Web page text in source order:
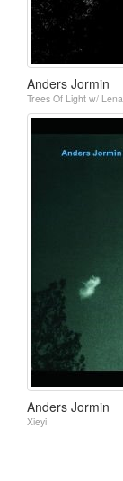
Anders Jormin
Trees Of Light w/
Anders Jormin
Xieyi